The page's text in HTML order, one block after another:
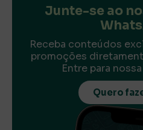
Junte-se ao
Receba conteúdos
promoções
Entre para
Quero